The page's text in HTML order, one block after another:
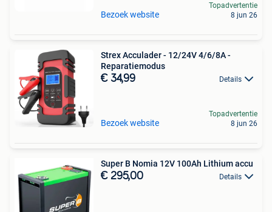
Bezoek website
Topadvertentie
8 jun 26
Strex Acculader - 12/24V 4/6/8A -
Reparatiemodus
€ 34,99 Details
Bezoek website
Topadvertentie
8 jun 26
Super B Nomia 12V 100Ah Lithium accu
€ 295,00 Details